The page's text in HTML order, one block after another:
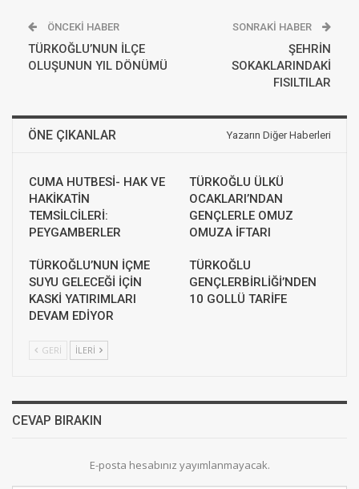
ÖNCEKI HABER
TÜRKOĞLU’NUN İLÇE
OLUŞUNUN YIL DÖNÜMÜ
SONRAKI HABER
ŞEHRİN
SOKAKLARINDAKİ
FISILTILAR
ÖNE ÇIKANLAR Yazarın Diğer Haberleri
CUMA HUTBESİ- HAK VE
HAKİKATİN
TEMSİLCİLERİ:
PEYGAMBERLER
TÜRKOĞLU ÜLKÜ
OCAKLARI’NDAN
GENÇLERLE OMUZ
OMUZA İFTARI
TÜRKOĞLU’NUN İÇME
SUYU GELECEĞİ İÇİN
KASKİ YATIRIMLARI
DEVAM EDİYOR
TÜRKOĞLU
GENÇLERBİRLİĞİ’NDEN
10 GOLLÜ TARİFE
GERI İLERI
CEVAP BIRAKIN
E-posta hesabınız yayımlanmayacak.